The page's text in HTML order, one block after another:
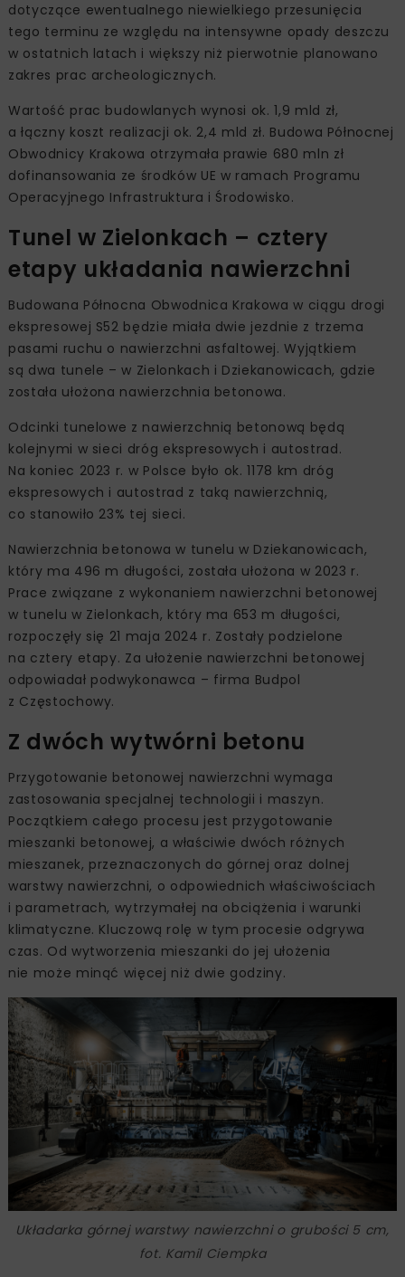
dotyczące ewentualnego niewielkiego przesunięcia
tego terminu ze względu na intensywne opady deszczu
w ostatnich latach i większy niż pierwotnie planowano
zakres prac archeologicznych.
Wartość prac budowlanych wynosi ok. 1,9 mld zł,
a łączny koszt realizacji ok. 2,4 mld zł. Budowa Północnej
Obwodnicy Krakowa otrzymała prawie 680 mln zł
dofinansowania ze środków UE w ramach Programu
Operacyjnego Infrastruktura i Środowisko.
Tunel w Zielonkach – cztery
etapy układania nawierzchni
Budowana Północna Obwodnica Krakowa w ciągu drogi
ekspresowej S52 będzie miała dwie jezdnie z trzema
pasami ruchu o nawierzchni asfaltowej. Wyjątkiem
są dwa tunele – w Zielonkach i Dziekanowicach, gdzie
została ułożona nawierzchnia betonowa.
Odcinki tunelowe z nawierzchnią betonową będą
kolejnymi w sieci dróg ekspresowych i autostrad.
Na koniec 2023 r. w Polsce było ok. 1178 km dróg
ekspresowych i autostrad z taką nawierzchnią,
co stanowiło 23% tej sieci.
Nawierzchnia betonowa w tunelu w Dziekanowicach,
który ma 496 m długości, została ułożona w 2023 r.
Prace związane z wykonaniem nawierzchni betonowej
w tunelu w Zielonkach, który ma 653 m długości,
rozpoczęły się 21 maja 2024 r. Zostały podzielone
na cztery etapy. Za ułożenie nawierzchni betonowej
odpowiadał podwykonawca – firma Budpol
z Częstochowy.
Z dwóch wytwórni betonu
Przygotowanie betonowej nawierzchni wymaga
zastosowania specjalnej technologii i maszyn.
Początkiem całego procesu jest przygotowanie
mieszanki betonowej, a właściwie dwóch różnych
mieszanek, przeznaczonych do górnej oraz dolnej
warstwy nawierzchni, o odpowiednich właściwościach
i parametrach, wytrzymałej na obciążenia i warunki
klimatyczne. Kluczową rolę w tym procesie odgrywa
czas. Od wytworzenia mieszanki do jej ułożenia
nie może minąć więcej niż dwie godziny.
Układarka górnej warstwy nawierzchni o grubości 5 cm,
fot. Kamil Ciempka